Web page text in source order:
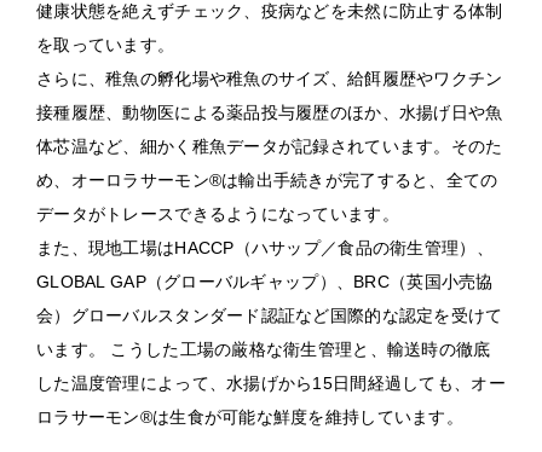
健康状態を絶えずチェック、疫病などを未然に防止する体制
を取っています。
さらに、稚魚の孵化場や稚魚のサイズ、給餌履歴やワクチン
接種履歴、動物医による薬品投与履歴のほか、水揚げ日や魚
体芯温など、細かく稚魚データが記録されています。そのた
め、オーロラサーモン®は輸出手続きが完了すると、全ての
データがトレースできるようになっています。
また、現地工場はHACCP（ハサップ／食品の衛生管理）、
GLOBAL GAP（グローバルギャップ）、BRC（英国小売協
会）グローバルスタンダード認証など国際的な認定を受けて
います。 こうした工場の厳格な衛生管理と、輸送時の徹底
した温度管理によって、水揚げから15日間経過しても、オー
ロラサーモン®は生食が可能な鮮度を維持しています。